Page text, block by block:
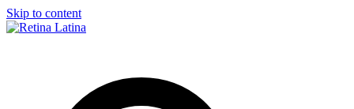
Skip to content